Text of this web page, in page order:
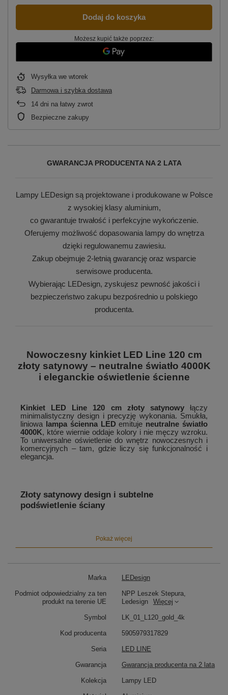
Dodaj do koszyka
Możesz kupić także poprzez:
Wysyłka we wtorek
Darmowa i szybka dostawa
14 dni na łatwy zwrot
Bezpieczne zakupy
GWARANCJA PRODUCENTA NA 2 LATA
Lampy LEDesign są projektowane i produkowane w Polsce
z wysokiej klasy aluminium,
co gwarantuje trwałość i perfekcyjne wykończenie.
Oferujemy możliwość dopasowania lampy do wnętrza
dzięki regulowanemu zawiesiu.
Zakup obejmuje 2-letnią gwarancję oraz wsparcie
serwisowe producenta.
Wybierając LEDesign, zyskujesz pewność jakości i
bezpieczeństwo zakupu bezpośrednio u polskiego
producenta.
Nowoczesny kinkiet LED Line 120 cm
złoty satynowy – neutralne światło 4000K
i eleganckie oświetlenie ścienne
Kinkiet LED Line 120 cm złoty satynowyłączy
minimalistyczny design i precyzję wykonania. Smukła,
liniowa lampa ścienna LED emituje neutralne światło
4000K, które wiernie oddaje kolory i nie męczy wzroku.
To uniwersalne oświetlenie do wnętrz nowoczesnych i
komercyjnych – tam, gdzie liczy się funkcjonalność i
elegancja.
Złoty satynowy design i subtelne
podświetlenie ściany
kinkiet LED 120 cm złoty satynowy
głębi i ciepła, idealnie pasując do aranżacji
Neutralne światło 4000K – równowaga i
komfort
to idealny balans między ciepłem a chłodem:
sprzyja koncentracji, a jednocześnie tworzy przyjazną,
harmonijną atmosferę. Sprawdza się jakokinkiet LED
do salonu, sypialni, korytarza, przy lustrze, do biura
lub przestrzeni komercyjnych – recepcji i restauracji.
Pokaż więcej
Marka LEDesign
Podmiot odpowiedzialny za ten
produkt na terenie UE
NPP Leszek Stepura,
Ledesign
Więcej
Symbol LK_01_L120_gold_4k
Kod producenta 5905979317829
Seria LED LINE
Gwarancja Gwarancja producenta na 2 lata
Kolekcja Lampy LED